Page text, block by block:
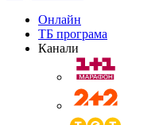
Онлайн
ТБ програма
Канали